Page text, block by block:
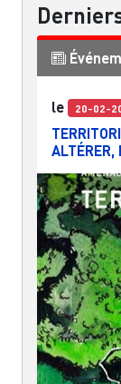
le 20-02-
ALTÉRER,